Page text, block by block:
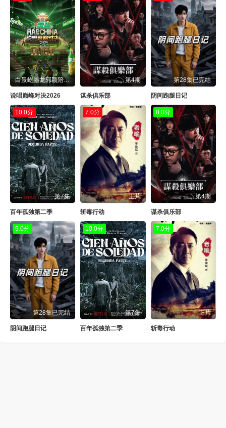
白景屹墨龙郭颖陪你一起聊
说唱巅峰对决2026
第4期
谋杀俱乐部
第28集已完结
阴间跑腿日记
10.0分
第7集
百年孤独第二季
7.0分
正片
斩毒行动
8.0分
第4期
谋杀俱乐部
9.0分
第28集已完结
阴间跑腿日记
10.0分
第7集
百年孤独第二季
7.0分
正片
斩毒行动